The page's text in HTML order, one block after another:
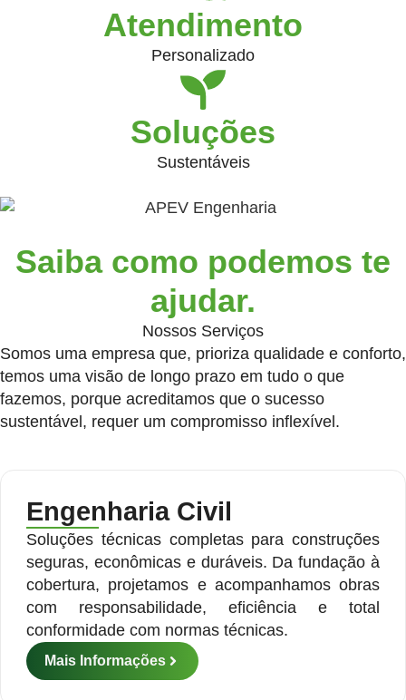
Atendimento
Personalizado
Soluções
Sustentáveis
Saiba como podemos te
ajudar.
Nossos Serviços
Somos uma empresa que, prioriza qualidade e conforto,
temos uma visão de longo prazo em tudo o que
fazemos, porque acreditamos que o sucesso
sustentável, requer um compromisso inflexível.
Engenharia Civil
Soluções técnicas completas para construções
seguras, econômicas e duráveis. Da fundação à
cobertura, projetamos e acompanhamos obras
com responsabilidade, eficiência e total
conformidade com normas técnicas.
Mais Informações